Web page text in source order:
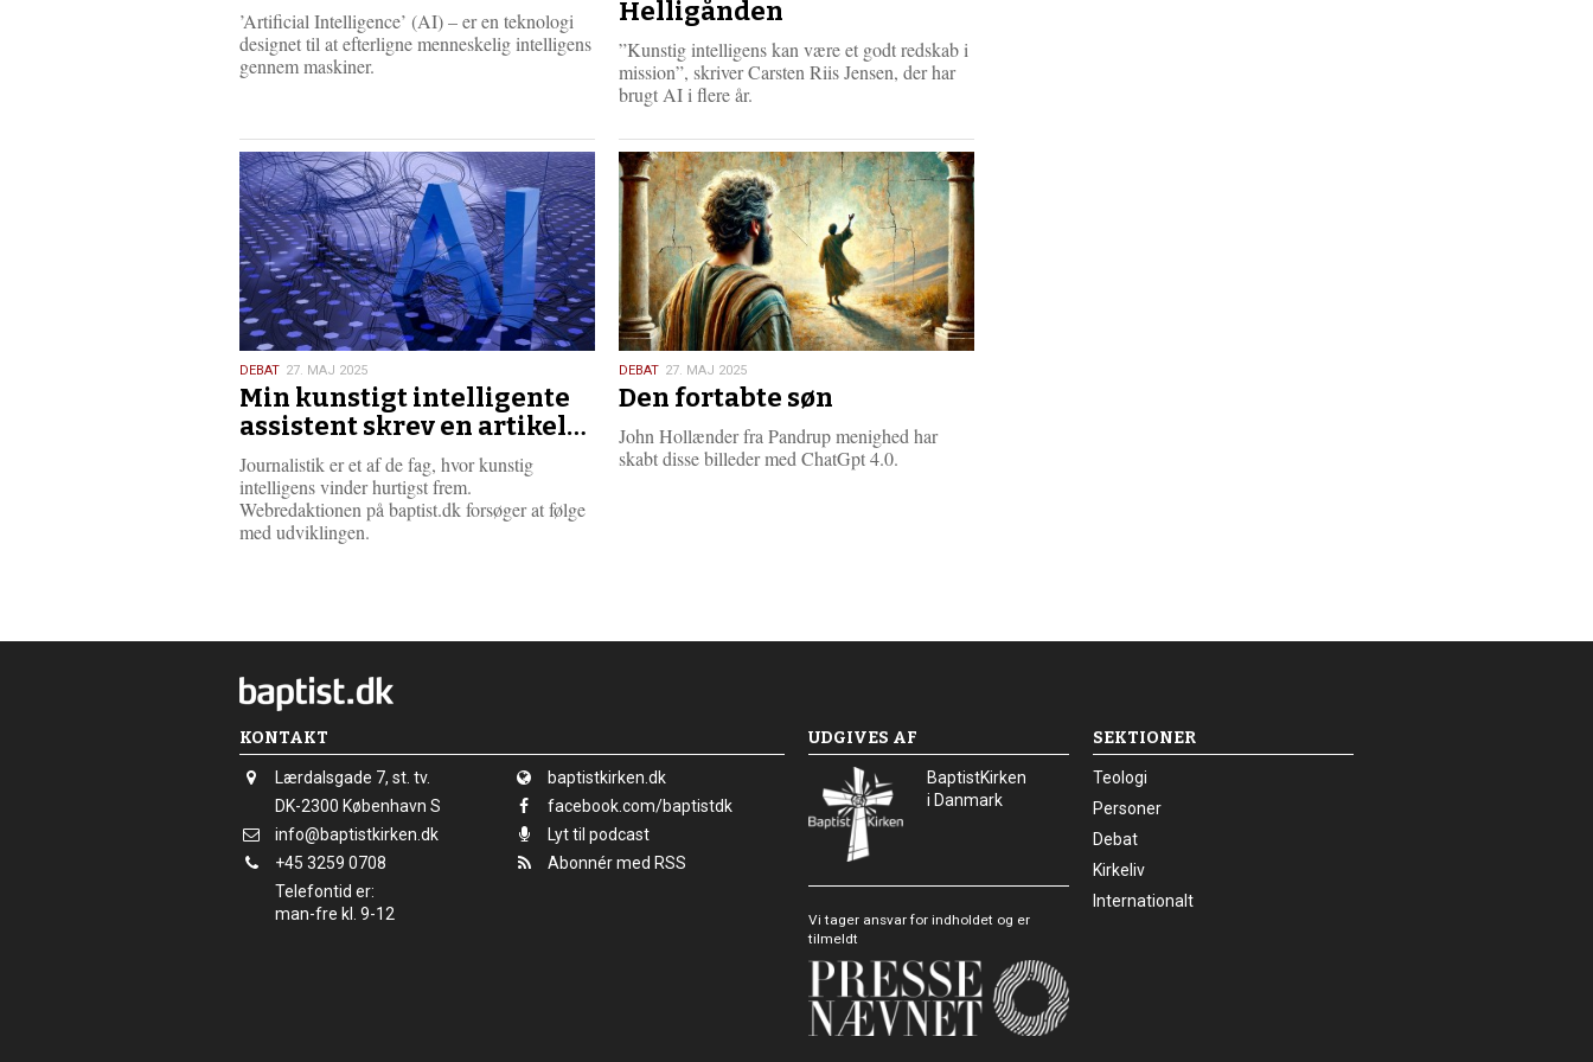
2025
’Artificial Intelligence’ (AI) – er en teknologi
designet til at efterligne menneskelig intelligens
gennem maskiner.
2025
Helligånden
”Kunstig intelligens kan være et godt redskab i
mission”, skriver Carsten Riis Jensen, der har
brugt AI i flere år.
27.
maj
2025
DEBAT 27. MAJ 2025
Min kunstigt intelligente
assistent skrev en artikel…
Journalistik er et af de fag, hvor kunstig
intelligens vinder hurtigst frem.
Webredaktionen på baptist.dk forsøger at følge
med udviklingen.
27.
maj
2025
DEBAT 27. MAJ 2025
Den fortabte søn
John Hollænder fra Pandrup menighed har
skabt disse billeder med ChatGpt 4.0.
KONTAKT
Adresse:
Lærdalsgade 7, st. tv.
Adresse:
DK-2300 København S
Send
email:
info@baptistkirken.dk
Tlf.:
+45 3259 0708
Telefontid er:
man-fre kl. 9-12
baptistkirken.dk
Facebook:
facebook.com/baptistdk
Lyt til podcast
Abonnér med RSS
UDGIVES AF
BaptistKirken
i Danmark
Vi tager ansvar for indholdet og er
tilmeldt
SEKTIONER
24.0:
Teologi
25.0:
Personer
26.0:
Debat
27.0:
Kirkeliv
28.0:
Internationalt